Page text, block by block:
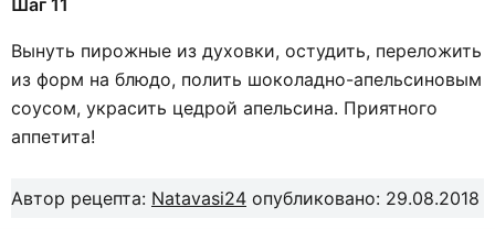
Вынуть пирожные из духовки, остудить, переложить
из форм на блюдо, полить шоколадно-апельсиновым
соусом, украсить цедрой апельсина. Приятного
аппетита!
Автор рецепта: Natavasi24 опубликовано: 29.08.2018